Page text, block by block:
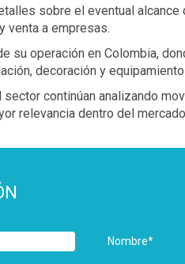
sobre el eventual
venta a empresas.
su operación en Colombia,
decoración y equipamiento
continúan analizando
relevancia dentro del
Nombre*